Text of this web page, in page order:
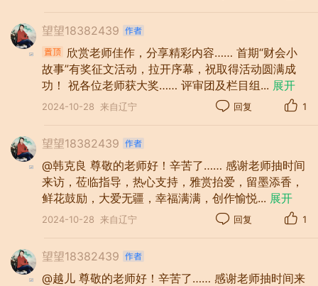
她们工作中一丝不苟，严把政策法规，
不忘初心、牢记使命。严格坚守财务制
度，用工作政策法规，要求自己，铁面无
私，爱岗敬业，实报盘点情况。而不是用
人情，将公司领导赋予的手中权力，假报
漏报，虚报谎报。时刻保持着高度职业
感、使命感，无私奉献的精神，受到大家
好评。一摞摞帐册，见证着财会人难忘的
工作业绩。虽然旧时光刻下青春容颜，但
企业发展创造了辉煌。
望望18382439
欣赏老师佳作，分享精彩内容…… 首期“财会小
故事”有奖征文活动，拉开序幕，祝取得活动圆满成
功！ 祝各位老师获大奖…… 评审团及栏目组... 展开
2024-10-28 来自辽宁 回复 1
望望18382439
@韩克良 尊敬的老师好！辛苦了…… 感谢老师抽时间
来访，莅临指导，热心支持，雅赏抬爱，留墨添香，
鲜花鼓励，大爱无疆，幸福满满，创作愉悦... 展开
2024-10-28 来自辽宁 回复 1
望望18382439
@越儿 尊敬的老师好！辛苦了…… 感谢老师抽时间来